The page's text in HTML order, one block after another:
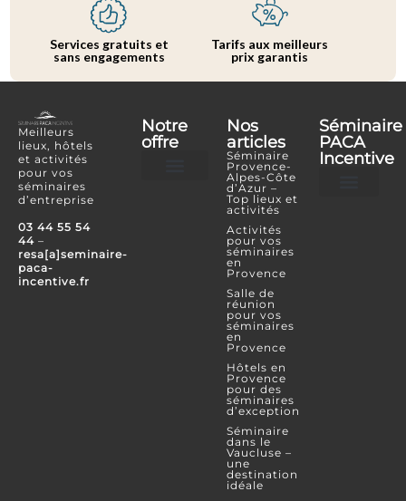
Services gratuits et
sans engagements
Tarifs aux meilleurs
prix garantis
Meilleurs
lieux, hôtels
et activités
pour vos
séminaires
d’entreprise
03 44 55 54
44 –
resa[a]seminaire-
paca-
incentive.fr
Notre
offre
Nos
articles
Séminaire
Provence-
Alpes-Côte
d’Azur –
Top lieux et
activités
Activités
pour vos
séminaires
en
Provence
Salle de
réunion
pour vos
séminaires
en
Provence
Hôtels en
Provence
pour des
séminaires
d’exception
Séminaire
dans le
Vaucluse –
une
destination
idéale
Séminaire
PACA
Incentive